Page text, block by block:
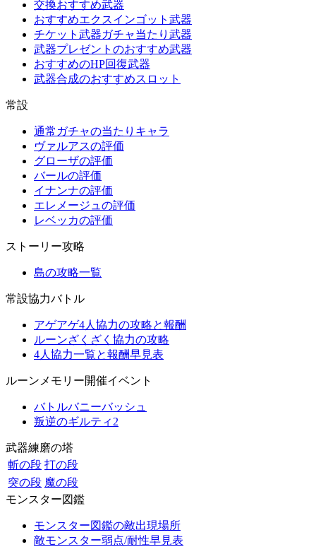
交換おすすめ武器
おすすめエクスインゴット武器
チケット武器ガチャ当たり武器
武器プレゼントのおすすめ武器
おすすめのHP回復武器
武器合成のおすすめスロット
常設
通常ガチャの当たりキャラ
ヴァルアスの評価
グローザの評価
バールの評価
イナンナの評価
エレメージュの評価
レベッカの評価
ストーリー攻略
島の攻略一覧
常設協力バトル
アゲアゲ4人協力の攻略と報酬
ルーンざくざく協力の攻略
4人協力一覧と報酬早見表
ルーンメモリー開催イベント
バトルバニーバッシュ
叛逆のギルティ2
武器練磨の塔
斬の段 打の段
突の段 魔の段
モンスター図鑑
モンスター図鑑の敵出現場所
敵モンスター弱点/耐性早見表